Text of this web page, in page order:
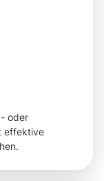
oder
effektive